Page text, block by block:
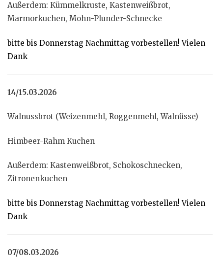
Außerdem: Kümmelkruste, Kastenweißbrot,
Marmorkuchen, Mohn-Plunder-Schnecke
bitte bis Donnerstag Nachmittag vorbestellen! Vielen
Dank
14/15.03.2026
Walnussbrot (Weizenmehl, Roggenmehl, Walnüsse)
Himbeer-Rahm Kuchen
Außerdem: Kastenweißbrot, Schokoschnecken,
Zitronenkuchen
bitte bis Donnerstag Nachmittag vorbestellen! Vielen
Dank
07/08.03.2026